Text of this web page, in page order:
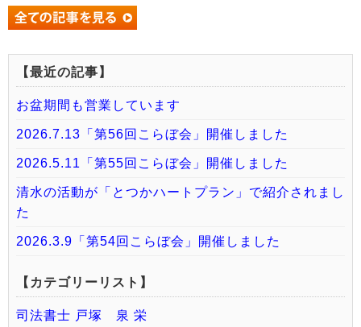
【最近の記事】
お盆期間も営業しています
2026.7.13「第56回こらぼ会」開催しました
2026.5.11「第55回こらぼ会」開催しました
清水の活動が「とつかハートプラン」で紹介されまし
た
2026.3.9「第54回こらぼ会」開催しました
【カテゴリーリスト】
司法書士 戸塚 泉 栄